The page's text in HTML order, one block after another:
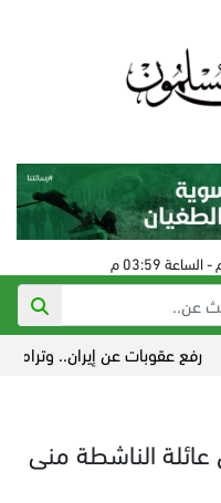
رفع عقوبات عن إيران.. وترامب
الناشطة منى